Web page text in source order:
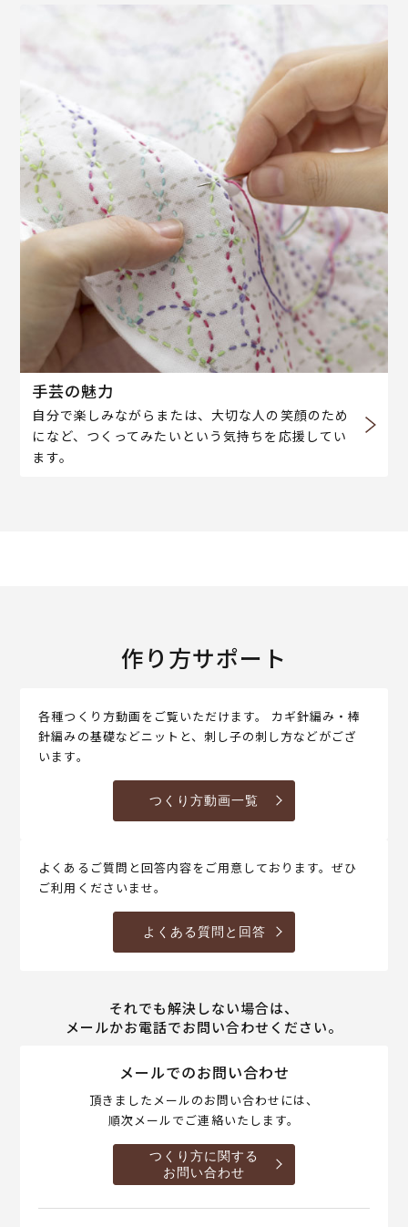
手芸の魅力
自分で楽しみながらまたは、大切な人の笑顔のため
になど、つくってみたいという気持ちを応援してい
ます。
作り方サポート
各種つくり方動画をご覧いただけます。 カギ針編み・棒
針編みの基礎などニットと、刺し子の刺し方などがござ
います。
つくり方動画一覧
よくあるご質問と回答内容をご用意しております。ぜひ
ご利用くださいませ。
よくある質問と回答
それでも解決しない場合は、
メールかお電話でお問い合わせください。
メールでのお問い合わせ
頂きましたメールのお問い合わせには、
順次メールでご連絡いたします。
つくり方に関する
お問い合わせ